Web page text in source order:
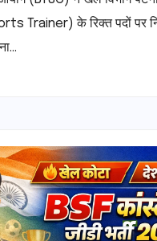
Trainer) के रिक्त पदों पर